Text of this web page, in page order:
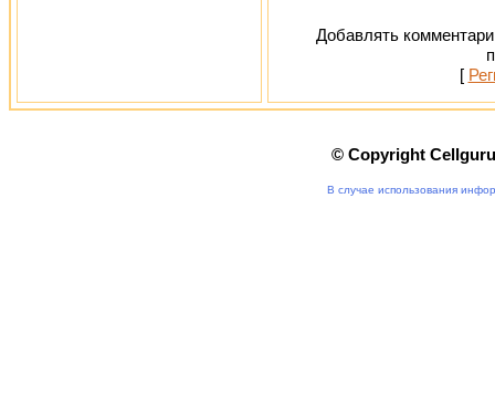
Добавлять
[
© Copyright
В случае использования